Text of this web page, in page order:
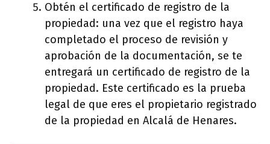
Obtén el certificado de registro de la
propiedad: una vez que el registro haya
completado el proceso de revisión y
aprobación de la documentación, se te
entregará un certificado de registro de la
propiedad. Este certificado es la prueba
legal de que eres el propietario registrado
de la propiedad en Alcalá de Henares.